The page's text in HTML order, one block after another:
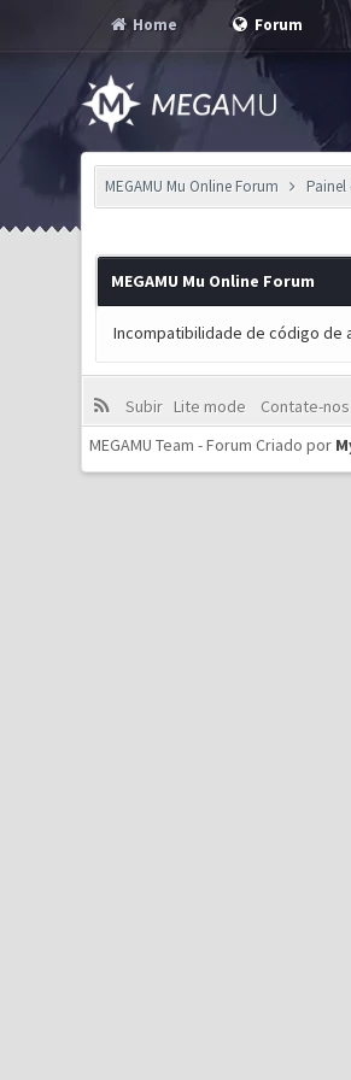
Home Forum
MEGAMU Mu Online Forum Painel
MEGAMU Mu Online Forum
Incompatibilidade de código de
Subir Lite mode
Contate-nos
MEGAMU Team - Forum Criado por